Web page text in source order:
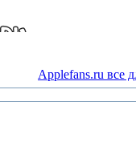
Applefans.ru все